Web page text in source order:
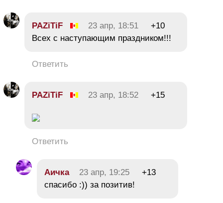
PAZiTiF 23 апр, 18:51
+10
Всех с наступающим праздником!!!
Ответить
PAZiTiF 23 апр, 18:52 +15
Ответить
Аичка 23 апр, 19:25
+13
спасибо :)) за позитив!